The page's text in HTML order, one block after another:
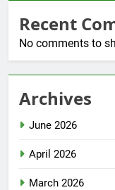
Recent
No comments to
Archives
June 2026
April 2026
March 2026